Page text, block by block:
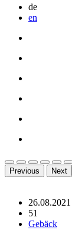
de
en
Previous Next
26.08.2021
51
Gebäck